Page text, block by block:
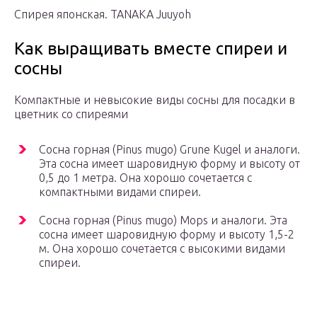
Спирея японская. TANAKA Juuyoh
Как выращивать вместе спиреи и
сосны
Компактные и невысокие виды сосны для посадки в
цветник со спиреями
Сосна горная (Pinus mugo) Grune Kugel и аналоги.
Эта сосна имеет шаровидную форму и высоту от
0,5 до 1 метра. Она хорошо сочетается с
компактными видами спиреи.
Сосна горная (Pinus mugo) Mops и аналоги. Эта
сосна имеет шаровидную форму и высоту 1,5-2
м. Она хорошо сочетается с высокими видами
спиреи.